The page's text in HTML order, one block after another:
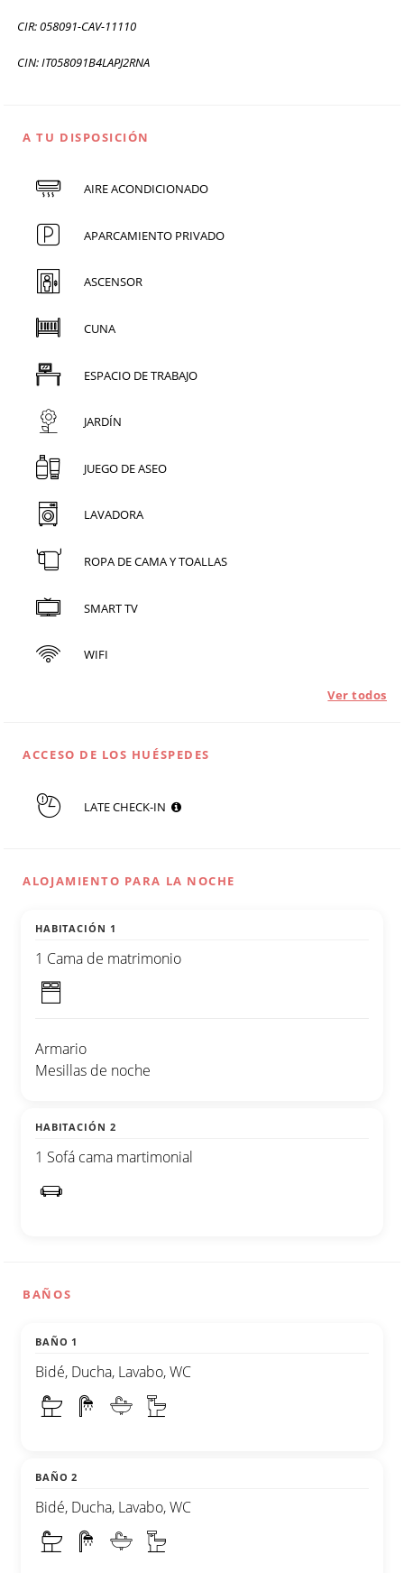
CIR: 058091-CAV-11110
CIN: IT058091B4LAPJ2RNA
A TU DISPOSICIÓN
AIRE ACONDICIONADO
APARCAMIENTO PRIVADO
ASCENSOR
CUNA
ESPACIO DE TRABAJO
JARDÍN
JUEGO DE ASEO
LAVADORA
ROPA DE CAMA Y TOALLAS
SMART TV
WIFI
Ver todos
ACCESO DE LOS HUÉSPEDES
LATE CHECK-IN
ALOJAMIENTO PARA LA NOCHE
HABITACIÓN 1
1 Cama de matrimonio
Armario
Mesillas de noche
HABITACIÓN 2
1 Sofá cama martimonial
BAÑOS
BAÑO 1
Bidé, Ducha, Lavabo, WC
BAÑO 2
Bidé, Ducha, Lavabo, WC